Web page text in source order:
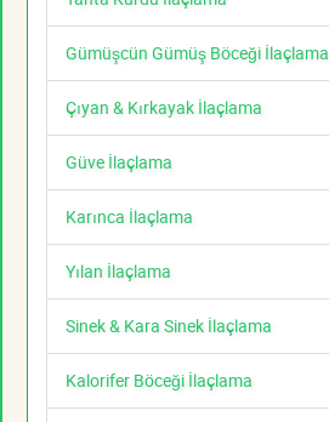
Gümüşcün Gümüş Böceği İlaçlama
Çıyan & Kırkayak İlaçlama
Güve İlaçlama
Karınca İlaçlama
Yılan İlaçlama
Sinek & Kara Sinek İlaçlama
Kalorifer Böceği İlaçlama